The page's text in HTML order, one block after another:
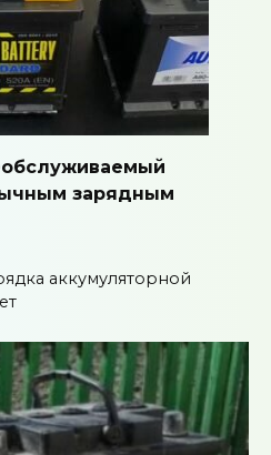
зарядным
аккумуляторной